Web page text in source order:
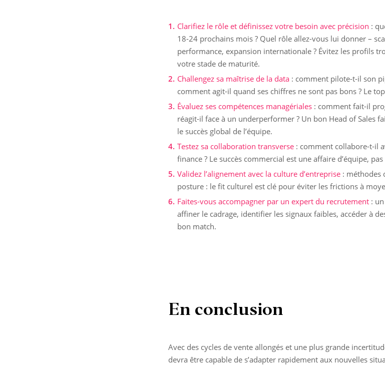
Clarifiez le rôle et définissez votre besoin avec précision :
18-24 prochains mois ? Quel rôle allez-vous lui donner –
performance, expansion internationale ? Évitez les profils
votre stade de maturité.
Challengez sa maîtrise de la data : comment pilote-t-il son
comment agit-il quand ses chiffres ne sont pas bons ? Le
Évaluez ses compétences managériales : comment fait-il
réagit-il face à un underperformer ? Un bon Head of Sales
le succès global de l’équipe.
Testez sa collaboration transverse : comment collabore-t-il
finance ? Le succès commercial est une affaire d’équipe,
Validez l’alignement avec la culture d’entreprise : méthodes
posture : le fit culturel est clé pour éviter les frictions à
Faites-vous accompagner par un expert du recrutement :
affiner le cadrage, identifier les signaux faibles, accéder à
bon match.
En conclusion
Avec des cycles de vente allongés et une plus grande
devra être capable de s’adapter rapidement aux nouvelles